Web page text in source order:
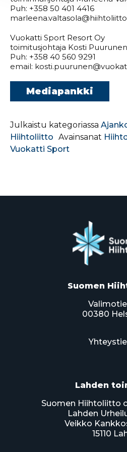
Puh: +358 50 401 4416
Vuokatti Sport Resort Oy
toimitusjohtaja Kosti Puurunen
Puh: +358 40 560 9291
email:
Mediapankki
Julkaistu kategoriassa
Hiihtoliitto Avainsanat
Vuokatti Sport
Suomen
Valimotie
00380
Lahden
Suomen Hiihtoliitto
Lahden
Veikko
15110